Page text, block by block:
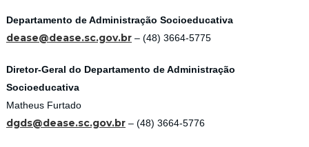
Departamento de Administração Socioeducativa
dease@dease.sc.gov.br – (48) 3664-5775
Diretor-Geral do Departamento de Administração
Socioeducativa
Matheus Furtado
dgds@dease.sc.gov.br – (48) 3664-5776